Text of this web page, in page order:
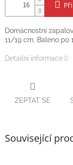
Domácnostní
11/19 cm. Baleno po
Detailní informace
ZEPTAT SE
Související